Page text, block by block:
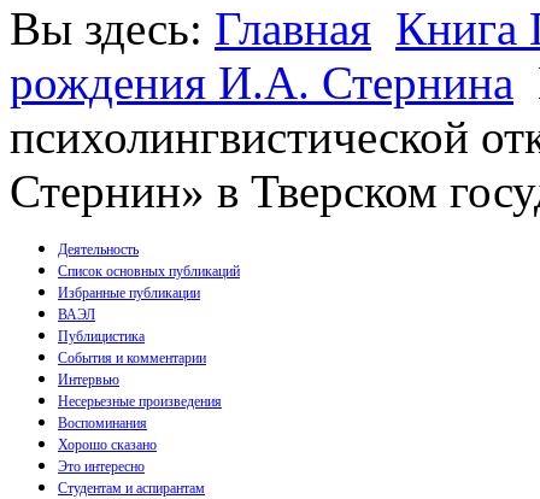
Вы здесь: Главная Книга
рождения И.А. Стернина
психолингвистической
Стернин» в Тверском
Деятельность
Список основных публикаций
Монографии
Брошюры
Статьи
Избранные публикации
ВАЭЛ
Публицистика
События и комментарии
Интервью
Несерьезные произведения
Воспоминания
Хорошо сказано
Это интересно
Студентам и аспирантам